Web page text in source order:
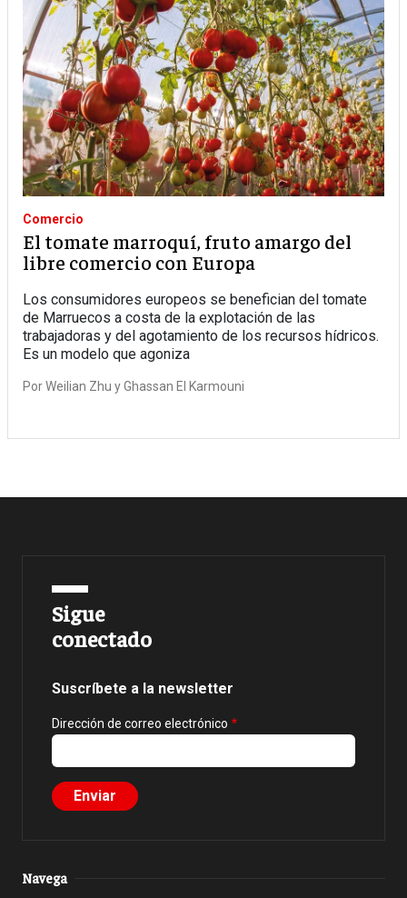
Comercio
El tomate marroquí, fruto amargo del
libre comercio con Europa
Los consumidores europeos se benefician del tomate
de Marruecos a costa de la explotación de las
trabajadoras y del agotamiento de los recursos hídricos.
Es un modelo que agoniza
PorWeilian Zhu Ghassan El Karmouni
Sigue
conectado
Suscríbete a la newsletter
Dirección de correo electrónico
Navega